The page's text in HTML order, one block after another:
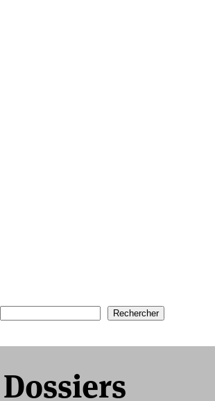
Formulaire de recherche
Dossiers